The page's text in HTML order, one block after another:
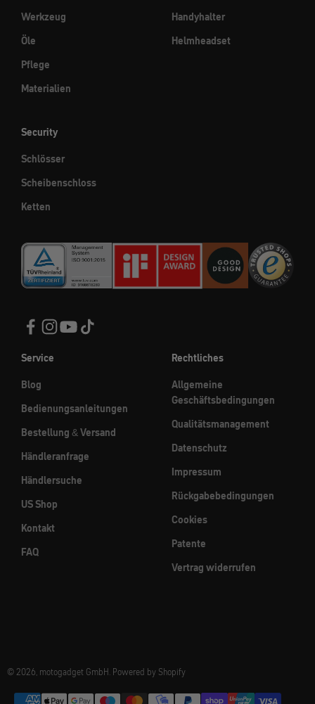
Werkzeug
Öle
Pflege
Materialien
Handyhalter
Helmheadset
Security
Schlösser
Scheibenschloss
Ketten
Service
Blog
Bedienungsanleitungen
Bestellung & Versand
Händleranfrage
Händlersuche
US Shop
Kontakt
FAQ
Rechtliches
Allgemeine
Geschäftsbedingungen
Qualitätsmanagement
Datenschutz
Impressum
Rückgabebedingungen
Cookies
Patente
Vertrag widerrufen
© 2026, motogadget GmbH. Powered by Shopify